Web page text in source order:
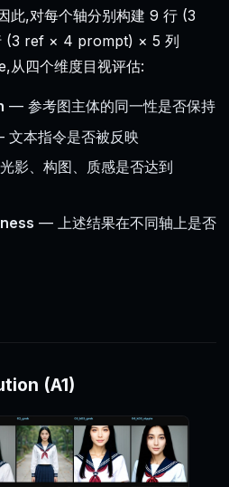
此,对每个轴分别构建 9 行 (3
(3 ref × 4 prompt) × 5 列
从四个维度目视评估:
— 参考图主体的同一性是否保持
本指令是否被反映
影、构图、质感是否达到
— 上述结果在不同轴上是否
(A1)